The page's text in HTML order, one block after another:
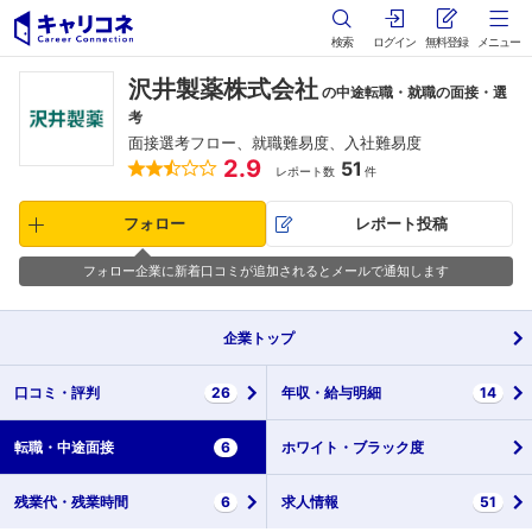
検索 ログイン 無料登録 メニュー
沢井製薬株式会社 の中途転職・就職の面接・選
考
面接選考フロー、就職難易度、入社難易度
2.9 レポート数 51 件
フォロー レポート投稿
フォロー企業に新着口コミが追加されるとメールで通知します
企業 トップ
口コミ・ 評判 26 年収・ 給与明細 14
転職・ 中途面接 6 ホワイト・ ブラック度
残業代・ 残業時間 6 求人情報 51